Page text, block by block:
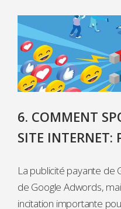
6. COMMENT
SITE INTERNET:
La publicité payante de
de Google Adwords,
incitation importante